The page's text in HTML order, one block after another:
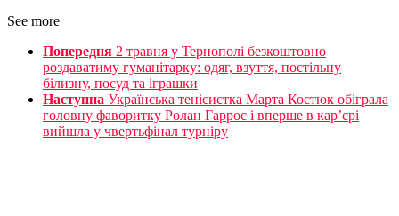
See more
Попередня 2 травня у Тернополі безкоштовно
роздаватиму гуманітарку: одяг, взуття, постільну
білизну, посуд та іграшки
Наступна Українська тенісистка Марта Костюк обіграла
головну фаворитку Ролан Гаррос і вперше в кар’єрі
вийшла у чвертьфінал турніру